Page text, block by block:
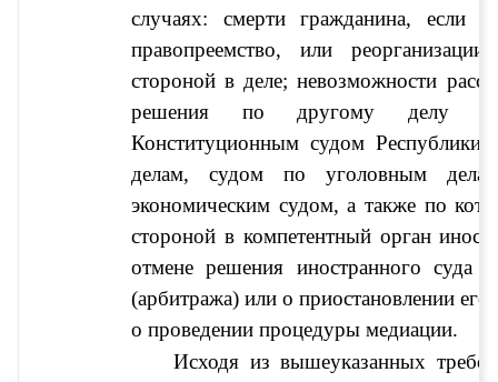
случаях:
смерти гражданина, если
правопреемство, или
стороной в деле; невозможности
решения по другому делу или
Конституционным судом Республики
делам, судом по уголовным
экономическим судом, а также по
стороной в компетентный орган
отмене решения иностранного суда
(арбитража) или о приостановлении
о проведении процедуры медиации.
Исходя из вышеуказанных